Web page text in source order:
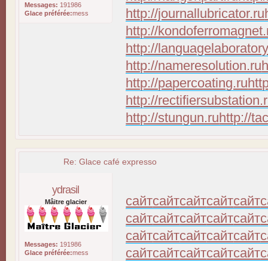
Messages: 191986
Glace préférée:mess
http://journallubricator.ru
http://
http://
http://nameresolution.ru
http://papercoating.ru
http://
http://stungun.ruhttp://
Re: Glace café expresso
ydrasil
Mâitre glacier
Messages: 191986
Glace préférée:mess
сайтсайтсайтсайтсайт
сайтсайтсайтсайтсайт
сайтсайтсайтсайтсайт
сайтсайтсайтсайтсайт